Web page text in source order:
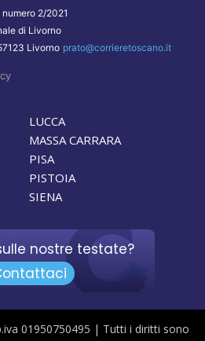
2/2021
di Livorno
Livorno prato@corrieretoscano.it
LUCCA
MASSA CARRARA
PISA
PISTOIA
SIENA
nostre testate?
01950750495 | Tutti i diritti sono